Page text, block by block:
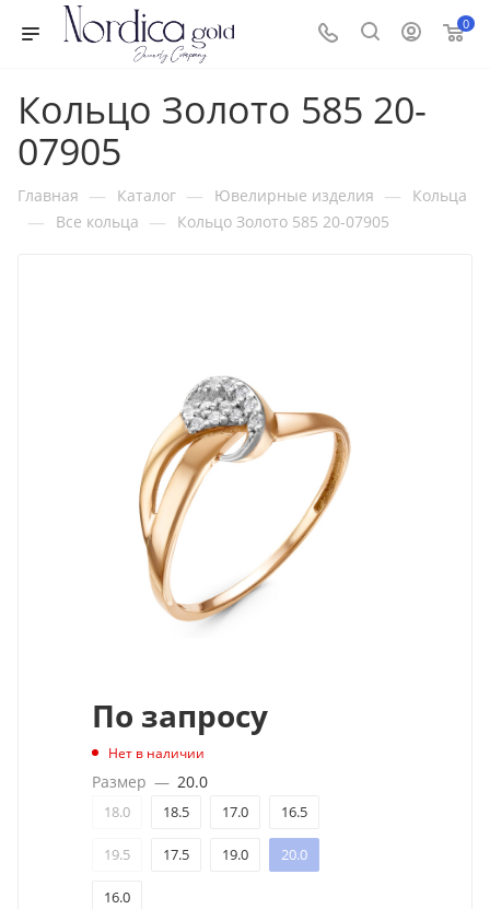
0
Кольцо Золото 585 20-
07905
Главная — Каталог — Ювелирные изделия — Кольца
— Все кольца — Кольцо Золото 585 20-07905
По запросу
Нет в наличии
Размер — 20.0
18.0 18.5 17.0 16.5
19.5 17.5 19.0 20.0
16.0